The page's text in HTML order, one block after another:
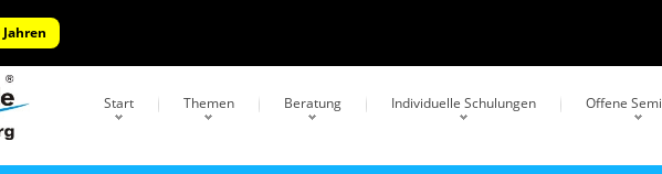
Start Themen Beratung Individuelle Schulungen Offene